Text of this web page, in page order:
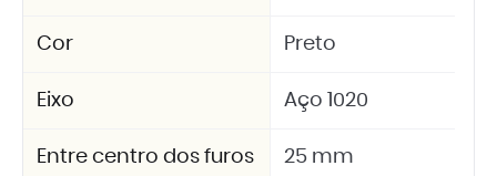
Cor Preto
Eixo Aço 1020
Entre centro dos furos 25 mm